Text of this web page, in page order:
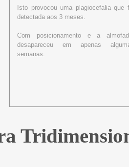
Isto provocou uma plagiocefalia que
detectada aos 3 meses.
Com posicionamento e a
desapareceu em apenas
semanas.